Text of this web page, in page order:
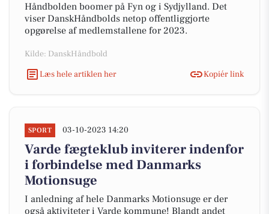
Håndbolden boomer på Fyn og i Sydjylland. Det
viser DanskHåndbolds netop offentliggjorte
opgørelse af medlemstallene for 2023.
Kilde: DanskHåndbold
Læs hele artiklen her
Kopiér link
SPORT 03-10-2023 14:20
Varde fægteklub inviterer indenfor
i forbindelse med Danmarks
Motionsuge
I anledning af hele Danmarks Motionsuge er der
også aktiviteter i Varde kommune! Blandt andet